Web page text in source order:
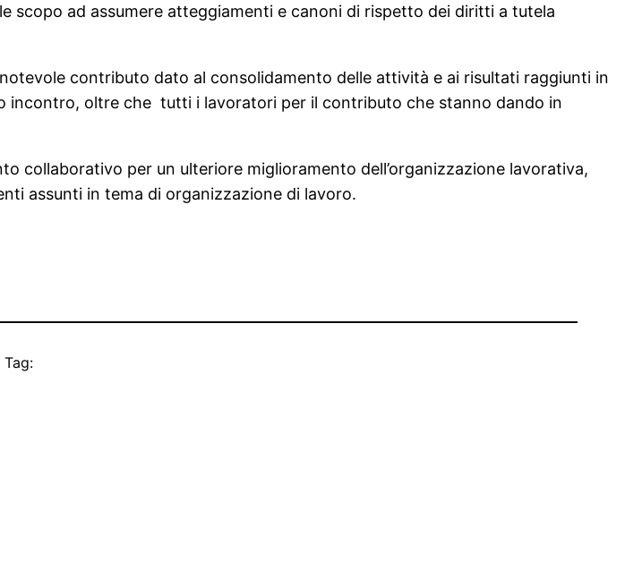
scopo ad assumere atteggiamenti e canoni di rispetto dei diritti a tutela
contributo dato al consolidamento delle attività e ai risultati raggiunti in
incontro, oltre che tutti i lavoratori per il contributo che stanno dando in
collaborativo per un ulteriore miglioramento dell’organizzazione lavorativa,
assunti in tema di organizzazione di lavoro.
Tag: